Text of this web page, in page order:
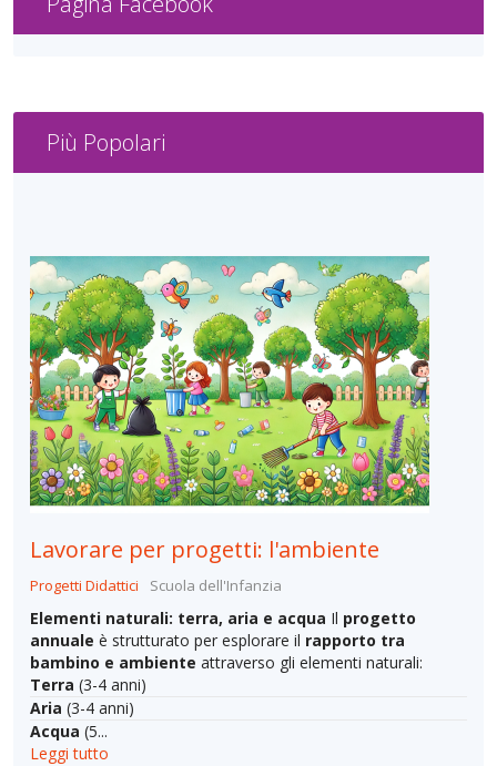
Più Popolari
Lavorare per progetti: l'ambiente
Progetti Didattici Scuola dell'Infanzia
Elementi naturali: terra, aria e acqua Il progetto
annuale è strutturato per esplorare il rapporto tra
bambino e ambiente attraverso gli elementi naturali:
Terra (3-4 anni)
Aria (3-4 anni)
Acqua (5...
Leggi tutto